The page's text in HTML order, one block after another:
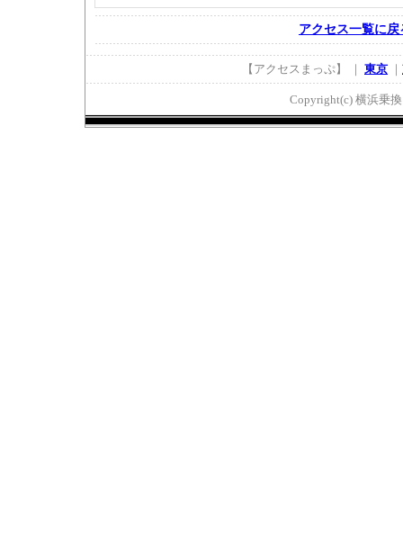
アクセス一覧に戻
【アクセスまっぷ】 ｜ 東京 ｜
Copyright(c) 横浜乗